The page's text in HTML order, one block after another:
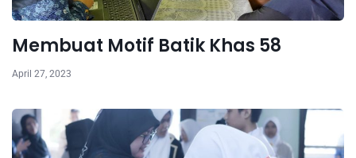
Membuat Motif Batik Khas 58
April 27, 2023